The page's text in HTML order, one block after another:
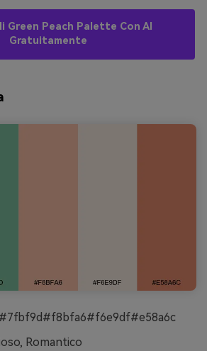
Green Peach Palette Con AI
Gratuitamente
Romantico